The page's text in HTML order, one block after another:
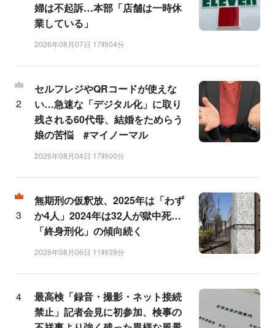
婦は不起訴…本部「店舗は一時休
業している」
2026年08月07日 17時04分
セルフレジやQRコードが使えな
い…急速な「デジタル化」に取り
残される60代母、結婚をためらう
娘の苦悩 #マイノーマル
2026年08月04日 17時00分
無期刑の仮釈放、2025年は「わず
か4人」2024年は32人が獄中死…
「終身刑化」の傾向続く
2026年08月06日 11時39分
最高検「録音・撮影・ネット接続
禁止」記者会見に初参加、検事の